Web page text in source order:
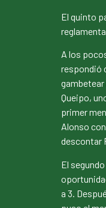
El quinto
A los
respondió
Queipo,
primer
Alonso
descontar
El
a 3.